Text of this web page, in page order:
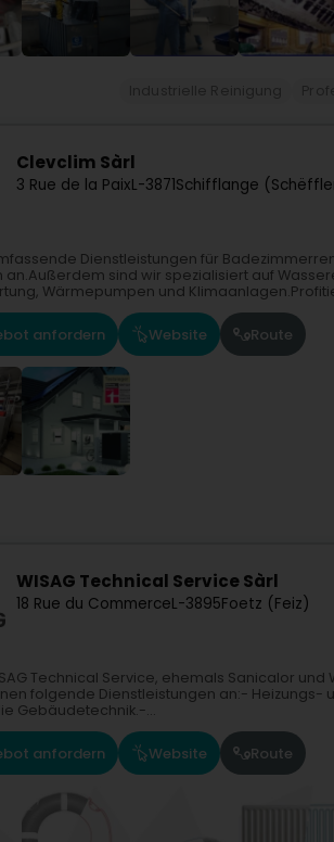
Clevclim Sàrl
3 Rue de la PaixL-3871Schifflange
Dienstleistungen für
an.Außerdem sind wir spezialisiert auf
Wärmepumpen und
anfordern Website Route
WISAG Technical Service Sàrl
18 Rue du CommerceL-3895Foetz (Feiz)
Technical Service, ehemals Sanicalor
folgende Dienstleistungen an:-
Gebäudetechnik.-...
anfordern Website Route